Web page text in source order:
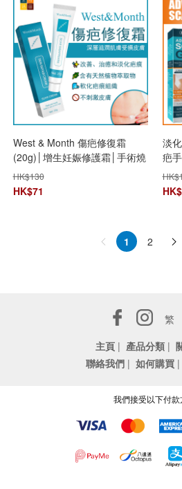
West & Month 傷疤修復霜
(20g)│增生妊娠修護霜│手術燒
燙疤痕淡化霜│修補皮膚傷痕除
疤膏
HK$130
HK$71
淡
疤
凝
HK$
HK$
1 2
繁
主頁 | 產品分類 |
聯絡我們 | 如何購買 |
我們接受以下付款